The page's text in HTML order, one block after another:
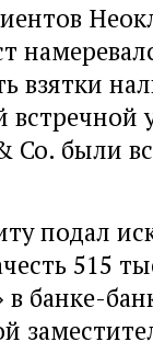
взятки
Co. были
подал
515
банке-